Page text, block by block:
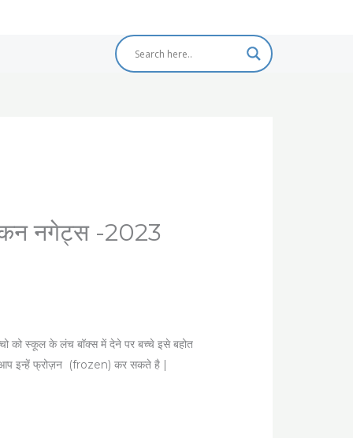
नगेट्स -2023
को स्कूल के लंच बॉक्स में देने पर बच्चे इसे बहोत
आप इन्हें फ्रोज़न (frozen) कर सकते है |